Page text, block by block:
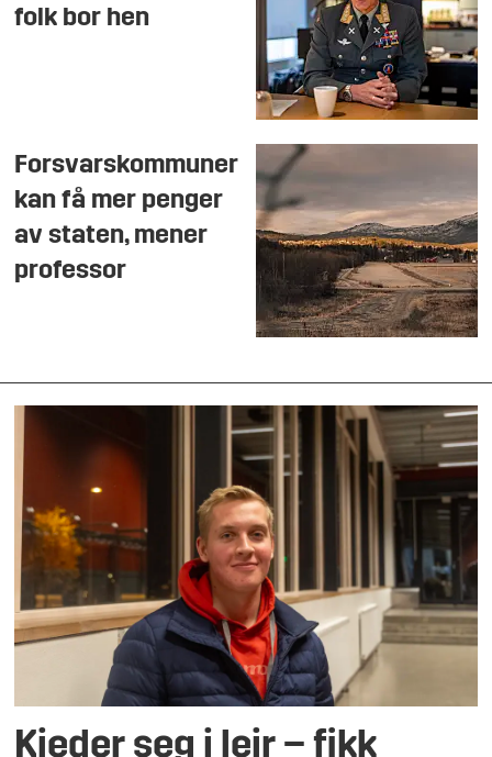
folk bor hen
Forsvarskommuner
kan få mer penger
av staten, mener
professor
Kjeder seg i leir – fikk